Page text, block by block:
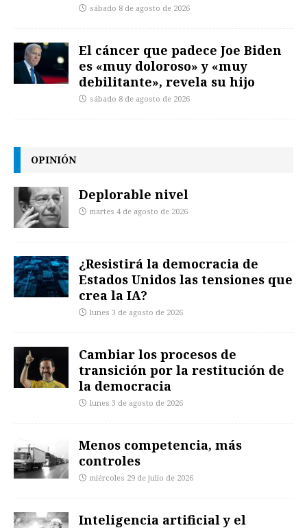
sábado 8 de agosto de 2026
El cáncer que padece Joe Biden
es «muy doloroso» y «muy
debilitante», revela su hijo
sábado 8 de agosto de 2026
OPINIÓN
Deplorable nivel
martes 4 de agosto de 2026
¿Resistirá la democracia de
Estados Unidos las tensiones que
crea la IA?
lunes 3 de agosto de 2026
Cambiar los procesos de
transición por la restitución de
la democracia
lunes 3 de agosto de 2026
Menos competencia, más
controles
miércoles 29 de julio de 2026
Inteligencia artificial y el